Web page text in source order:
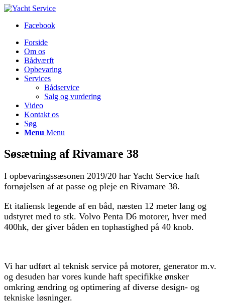
Facebook
Forside
Om os
Bådværft
Opbevaring
Services
Bådservice
Salg og vurdering
Video
Kontakt os
Søg
Menu Menu
Søsætning af Rivamare 38
I opbevaringssæsonen 2019/20 har Yacht Service haft
fornøjelsen af at passe og pleje en Rivamare 38.
Et italiensk legende af en båd, næsten 12 meter lang og
udstyret med to stk. Volvo Penta D6 motorer, hver med
400hk, der giver båden en tophastighed på 40 knob.
Vi har udført al teknisk service på motorer, generator m.v.
og desuden har vores kunde haft specifikke ønsker
omkring ændring og optimering af diverse design- og
tekniske løsninger.